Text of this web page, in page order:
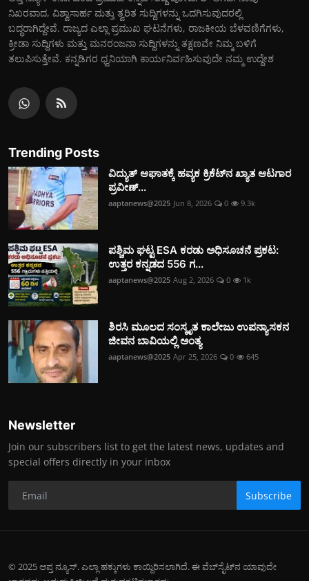
ನಿಖರವಾದ, ವಿಶ್ವಾಸಾರ್ಹ ಮತ್ತು ತ್ವರಿತ ಸುದ್ದಿಗಳನ್ನು ಒದಗಿಸುವುದರಲ್ಲಿ
ಬದ್ಧರಾಗಿದ್ದೇವೆ. ರಾಜ್ಯದ ಎಲ್ಲಾ ಪ್ರಮುಖ ಘಟನೆಗಳು, ರಾಜಕೀಯ ಬೆಳವಣಿಗೆಗಳು,
ಕ್ರೀಡಾ ಸುದ್ದಿಗಳು ಮತ್ತು ಮನರಂಜನಾ ಸುದ್ದಿಗಳನ್ನು ತಕ್ಷಣವೇ ನಿಮ್ಮ ಬಳಿಗೆ
ತಲುಪಿಸುತ್ತೇವೆ. ಕನ್ನಡಿಗರ ಧ್ವನಿಯಾಗಿ ಕಾರ್ಯನಿರ್ವಹಿಸುವುದೇ ನಮ್ಮ ಉದ್ದೇಶ
Trending Posts
ವಿದ್ಯುತ್‌ ಆಘಾತಕ್ಕೆ ಹವ್ಯಕ ಕ್ರಿಕೆಟ್‌ನ ಖ್ಯಾತ ಆಟಗಾರ
ಪ್ರವೀಣ್...
aaptanews@2025 Jun 8, 2026 0 9.3k
ಪಶ್ಚಿಮ ಘಟ್ಟ ESA ಕರಡು ಅಧಿಸೂಚನೆ ಪ್ರಕಟ:
ಉತ್ತರ ಕನ್ನಡದ 556 ಗ...
aaptanews@2025 Aug 2, 2026 0 1k
ಶಿರಸಿ ಮೂಲದ ಸಂಸ್ಕೃತ ಕಾಲೇಜು ಉಪನ್ಯಾಸಕನ
ಜೀವನ ಬಾವಿಯಲ್ಲಿ ಅಂತ್ಯ
aaptanews@2025 Apr 25, 2026 0 645
Newsletter
Join our subscribers list to get the latest news, updates and
special offers directly in your inbox
Subscribe
© 2025 ಆಪ್ತ ನ್ಯೂಸ್. ಎಲ್ಲಾ ಹಕ್ಕುಗಳು ಕಾಯ್ದಿರಿಸಲಾಗಿದೆ. ಈ ವೆಬ್‌ಸೈಟ್‌ನ ಯಾವುದೇ